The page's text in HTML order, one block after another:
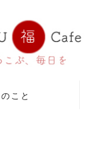
こと